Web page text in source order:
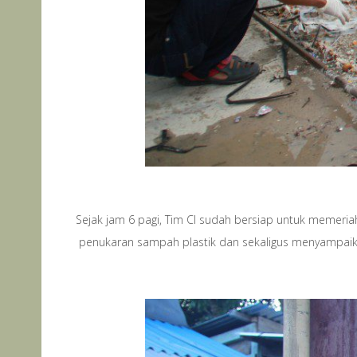
Sejak jam 6 pagi, Tim CI sudah bersiap untuk
penukaran sampah plastik dan sekaligus